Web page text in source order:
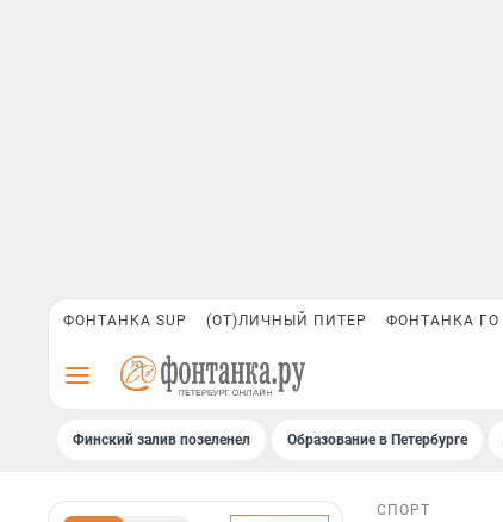
ФОНТАНКА SUP (ОТ)ЛИЧНЫЙ ПИТЕР ФОНТАНКА ГО
Финский залив позеленел Образование в Петербурге
СПОРТ